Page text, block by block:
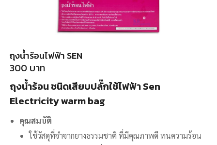
ถุงน้ำร้อนไฟฟ้า SEN
300 บาท
ถุงน้ำร้อน ชนิดเสียบปลั๊กใช้ไฟฟ้า Sen
Electricity warm bag
คุณสมบัติ
ใช้วัสดุที่จำจากยางธรรมชาติ ที่มีคุณภาพดี ทนความร้อน